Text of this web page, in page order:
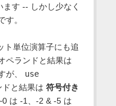
す -- しかし少なく
す。
ト単位演算子にも追
ペランドと結果は
が、 use
と結果は 符号付き
は -1、-2 & -5 は